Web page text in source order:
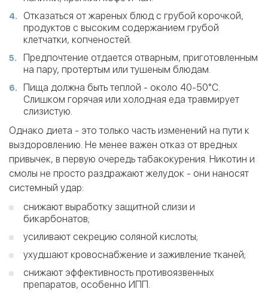
Отказаться от жареных блюд с грубой корочкой,
продуктов с высоким содержанием грубой
клетчатки, копченостей.
Предпочтение отдается отварным, приготовленным
на пару, протертым или тушеным блюдам.
Пища должна быть теплой - около 40-50°C.
Слишком горячая или холодная еда травмирует
слизистую.
Однако диета - это только часть изменений на пути к
выздоровлению. Не менее важен отказ от вредных
привычек, в первую очередь табакокурения. Никотин и
смолы не просто раздражают желудок - они наносят
системный удар:
cнижают выработку защитной слизи и
бикарбонатов;
усиливают секрецию соляной кислоты;
ухудшают кровоснабжение и заживление тканей;
cнижают эффективность противоязвенных
препаратов, особенно ИПП.